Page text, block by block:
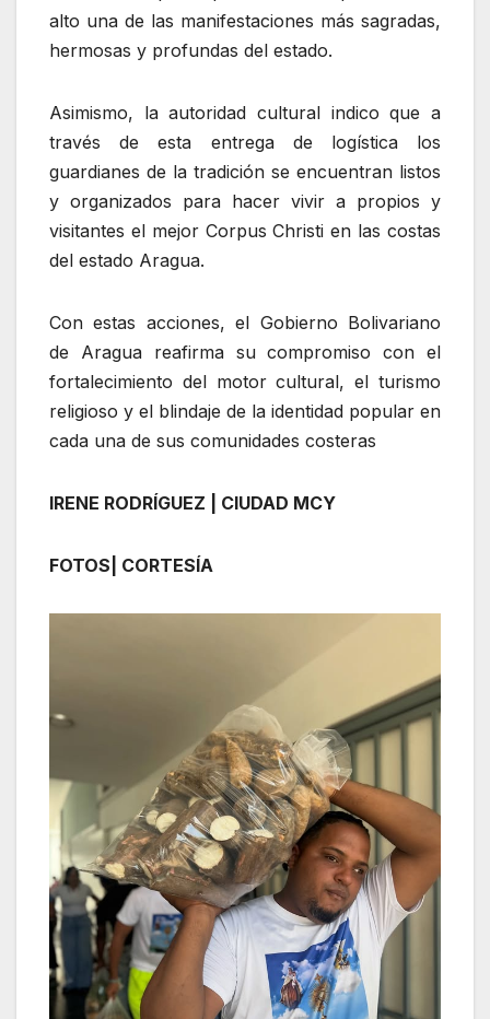
alto una de las manifestaciones más sagradas,
hermosas y profundas del estado.
Asimismo, la autoridad cultural indico que a
través de esta entrega de logística los
guardianes de la tradición se encuentran listos
y organizados para hacer vivir a propios y
visitantes el mejor Corpus Christi en las costas
del estado Aragua.
Con estas acciones, el Gobierno Bolivariano
de Aragua reafirma su compromiso con el
fortalecimiento del motor cultural, el turismo
religioso y el blindaje de la identidad popular en
cada una de sus comunidades costeras
IRENE RODRÍGUEZ | CIUDAD MCY
FOTOS| CORTESÍA